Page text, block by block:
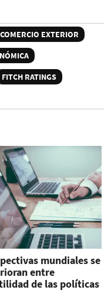
COMERCIO EXTERIOR
FITCH RATINGS
mundiales se
entre
de las políticas
crecimiento